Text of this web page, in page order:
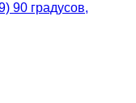
90 градусов,